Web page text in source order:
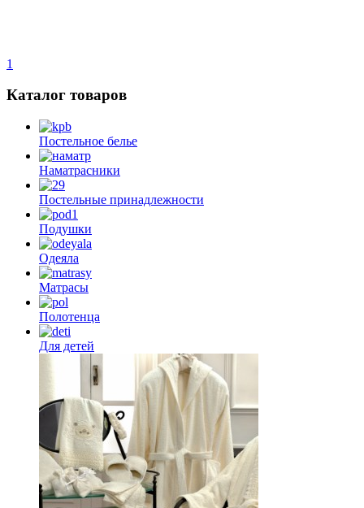
1
Каталог товаров
Постельное белье
Наматрасники
Постельные принадлежности
Подушки
Одеяла
Матрасы
Полотенца
Для детей